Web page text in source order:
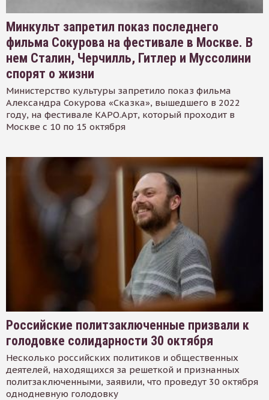
Минкульт запретил показ последнего
фильма Сокурова на фестивале в Москве. В
нем Сталин, Черчилль, Гитлер и Муссолини
спорят о жизни
Министерство культуры запретило показ фильма
Александра Сокурова «Сказка», вышедшего в 2022
году, на фестивале КАРО.Арт, который проходит в
Москве с 10 по 15 октября
Российские политзаключенные призвали к
голодовке солидарности 30 октября
Несколько российских политиков и общественных
деятелей, находящихся за решеткой и признанных
политзаключенными, заявили, что проведут 30 октября
однодневную голодовку